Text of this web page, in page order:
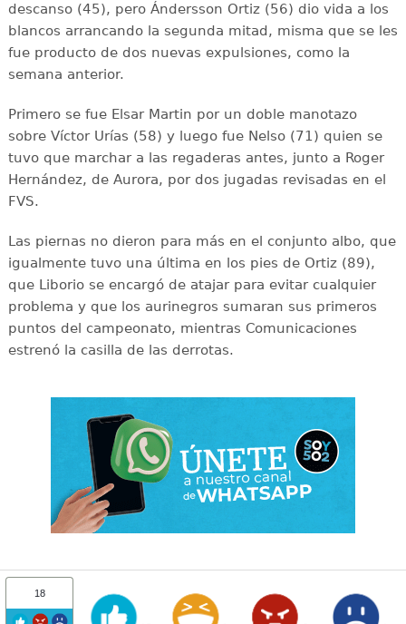
descanso (45), pero Ándersson Ortiz (56) dio vida a los
blancos arrancando la segunda mitad, misma que se les
fue producto de dos nuevas expulsiones, como la
semana anterior.
Primero se fue Elsar Martin por un doble manotazo
sobre Víctor Urías (58) y luego fue Nelso (71) quien se
tuvo que marchar a las regaderas antes, junto a Roger
Hernández, de Aurora, por dos jugadas revisadas en el
FVS.
Las piernas no dieron para más en el conjunto albo, que
igualmente tuvo una última en los pies de Ortiz (89),
que Liborio se encargó de atajar para evitar cualquier
problema y que los aurinegros sumaran sus primeros
puntos del campeonato, mientras Comunicaciones
estrenó la casilla de las derrotas.
18